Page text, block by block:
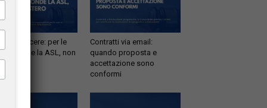
in carcere: per le
risponde la ASL, non
Contratti via email:
quando proposta e
accettazione sono
conformi